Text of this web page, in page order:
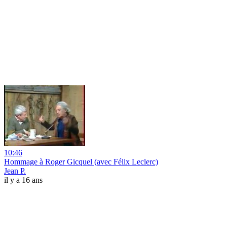
10:46
Hommage à Roger Gicquel (avec Félix Leclerc)
Jean P.
il y a 16 ans